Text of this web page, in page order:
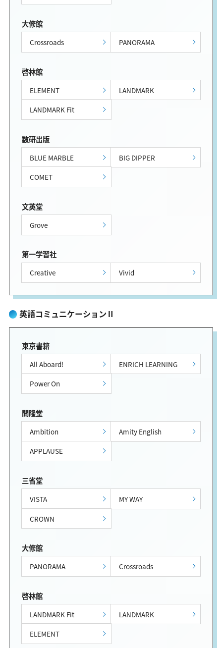
大修館
Crossroads PANORAMA
啓林館
ELEMENT
LANDMARK
LANDMARK Fit
数研出版
BLUE MARBLE
BIG DIPPER
COMET
文英堂
Grove
第一学習社
Creative Vivid
英語コミュニケーションⅡ
東京書籍
All Aboard!
ENRICH LEARNING
Power On
開隆堂
Ambition
Amity English
APPLAUSE
三省堂
VISTA
MY WAY
CROWN
大修館
PANORAMA Crossroads
啓林館
LANDMARK Fit
LANDMARK
ELEMENT